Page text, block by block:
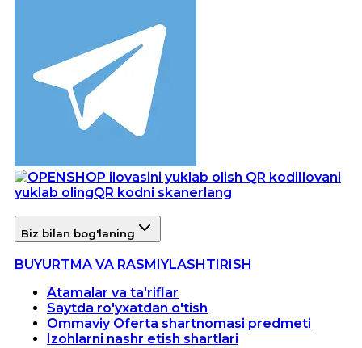
Ilovani
yuklab olingQR kodni skanerlang
Biz bilan bog'laning
BUYURTMA VA RASMIYLASHTIRISH
Atamalar va ta'riflar
Saytda ro'yxatdan o'tish
Ommaviy Oferta shartnomasi predmeti
Izohlarni nashr etish shartlari